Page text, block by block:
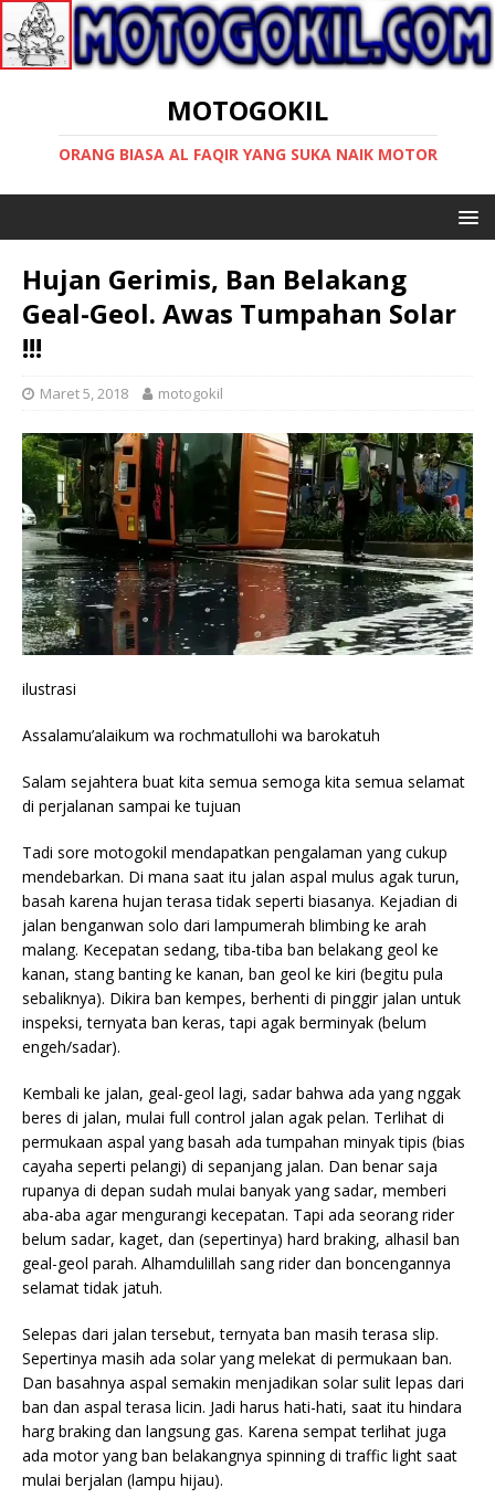
MOTOGOKIL
ORANG BIASA AL FAQIR YANG SUKA NAIK MOTOR
Hujan Gerimis, Ban Belakang
Geal-Geol. Awas Tumpahan Solar
!!!
Maret 5, 2018 motogokil
ilustrasi
Assalamu’alaikum wa rochmatullohi wa barokatuh
Salam sejahtera buat kita semua semoga kita semua selamat
di perjalanan sampai ke tujuan
Tadi sore motogokil mendapatkan pengalaman yang cukup
mendebarkan. Di mana saat itu jalan aspal mulus agak turun,
basah karena hujan terasa tidak seperti biasanya. Kejadian di
jalan benganwan solo dari lampumerah blimbing ke arah
malang. Kecepatan sedang, tiba-tiba ban belakang geol ke
kanan, stang banting ke kanan, ban geol ke kiri (begitu pula
sebaliknya). Dikira ban kempes, berhenti di pinggir jalan untuk
inspeksi, ternyata ban keras, tapi agak berminyak (belum
engeh/sadar).
Kembali ke jalan, geal-geol lagi, sadar bahwa ada yang nggak
beres di jalan, mulai full control jalan agak pelan. Terlihat di
permukaan aspal yang basah ada tumpahan minyak tipis (bias
cayaha seperti pelangi) di sepanjang jalan. Dan benar saja
rupanya di depan sudah mulai banyak yang sadar, memberi
aba-aba agar mengurangi kecepatan. Tapi ada seorang rider
belum sadar, kaget, dan (sepertinya) hard braking, alhasil ban
geal-geol parah. Alhamdulillah sang rider dan boncengannya
selamat tidak jatuh.
Selepas dari jalan tersebut, ternyata ban masih terasa slip.
Sepertinya masih ada solar yang melekat di permukaan ban.
Dan basahnya aspal semakin menjadikan solar sulit lepas dari
ban dan aspal terasa licin. Jadi harus hati-hati, saat itu hindara
harg braking dan langsung gas. Karena sempat terlihat juga
ada motor yang ban belakangnya spinning di traffic light saat
mulai berjalan (lampu hijau).